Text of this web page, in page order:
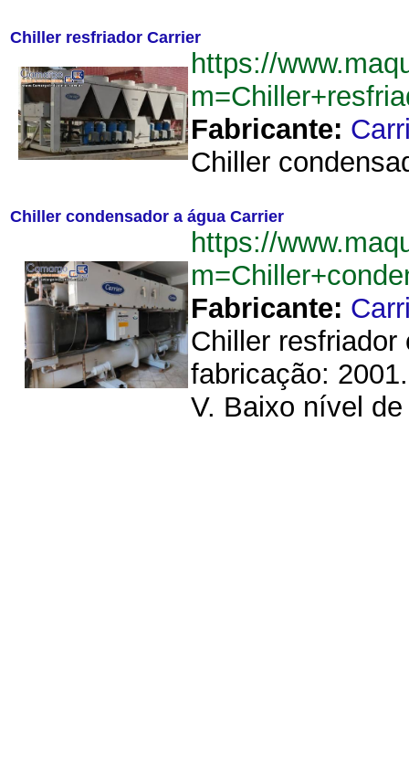
Chiller resfriador Carrier
https://
Fabricante:
Chiller
Chiller condensador a água Carrier
https://
Fabricante:
Chiller resfriador
fabricação:
V. Baixo nível